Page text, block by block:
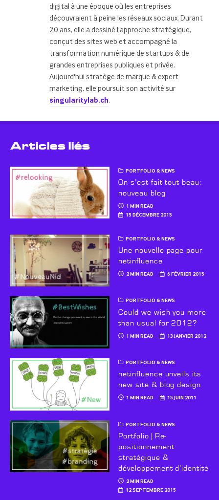
digital à une époque où les entreprises
découvraient à peine les réseaux sociaux. Durant
20 ans, elle a dessiné l’approche stratégique,
conçut des sites web et accompagné la
transformation numérique de startups & de
grandes entreprises publiques et privée.
Aujourd'hui stratège de marque & expert
marketing, elle poursuit son activité sur
singularitylab.ch.
Articles liés
PORTFOLIO & NEWS
On s’est fait tout beau:
nouveau blog
1 MIN READ
15 DÉCEMBRE 2015
PORTFOLIO & NEWS
Une nouvelle page pour
netinfluence
2 MIN READ 6 FÉVRIER 2015
PORTFOLIO & NEWS
Could we wish you more
than usual for 2012?
1 MIN READ 13 JANVIER 2012
PORTFOLIO & NEWS
netinfluence unveils its
new site & blog design
1 MIN READ 15 JUIN 2011
PORTFOLIO & NEWS
Portfolio | Re-
positionnement
stratégique &
développement d’identité
2 MIN READ
12 SEPTEMBRE 2015